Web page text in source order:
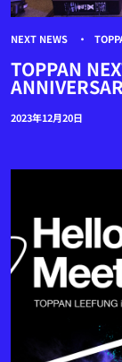
NEXT NEWS
TOPPAN
2023年12月20日